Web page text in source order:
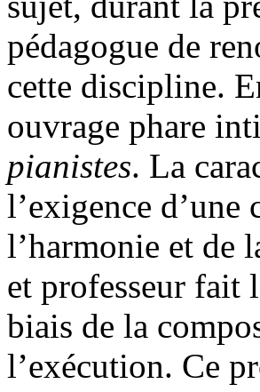
pédagogue de
cette discipline.
ouvrage phare
pianistes. La
l’exigence d’une
l’harmonie et de
et professeur fait
biais de la
l’exécution. Ce